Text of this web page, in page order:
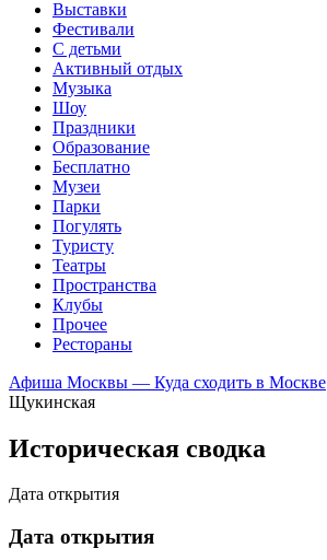
Выставки
Фестивали
С детьми
Активный отдых
Музыка
Шоу
Праздники
Образование
Бесплатно
Музеи
Парки
Погулять
Туристу
Театры
Пространства
Клубы
Прочее
Рестораны
Афиша Москвы — Куда сходить в Москве
Щукинская
Историческая сводка
Дата открытия
Дата открытия